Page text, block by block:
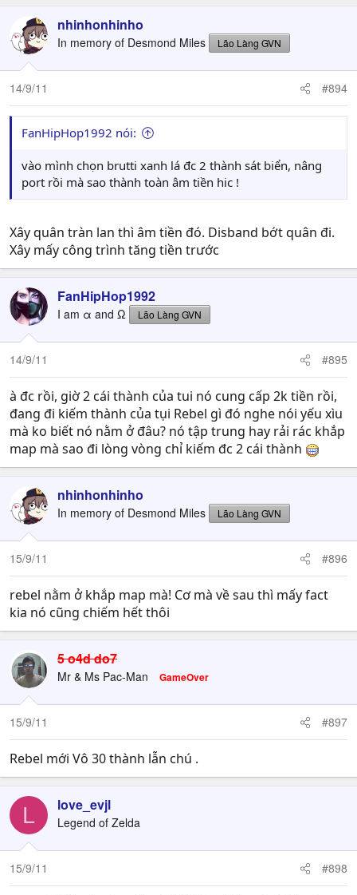
nhinhonhinho
In memory of Desmond Miles Lão Làng GVN
14/9/11 #894
FanHipHop1992 nói:
vào mình chọn brutti xanh lá đc 2 thành sát biển, nâng
port rồi mà sao thành toàn âm tiền hic !
Xây quân tràn lan thì âm tiền đó. Disband bớt quân đi.
Xây mấy công trình tăng tiền trước
FanHipHop1992
I am α and Ω Lão Làng GVN
14/9/11 #895
à đc rồi, giờ 2 cái thành của tui nó cung cấp 2k tiền rồi,
đang đi kiếm thành của tụi Rebel gì đó nghe nói yếu xìu
mà ko biết nó nằm ở đâu? nó tập trung hay rải rác khắp
map mà sao đi lòng vòng chỉ kiếm đc 2 cái thành
nhinhonhinho
In memory of Desmond Miles Lão Làng GVN
15/9/11 #896
rebel nằm ở khắp map mà! Cơ mà về sau thì mấy fact
kia nó cũng chiếm hết thôi
5 o4d do7
Mr & Ms Pac-Man GameOver
15/9/11 #897
Rebel mới Vô 30 thành lẫn chú .
L love_evjl
Legend of Zelda
15/9/11 #898